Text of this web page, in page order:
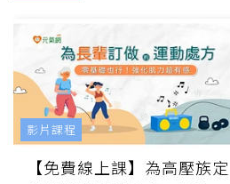
【免費線上課】為高壓族定
影片課程